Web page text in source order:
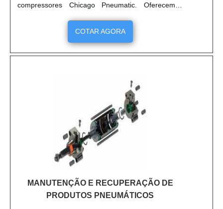
compressores Chicago Pneumatic. Oferecemos
serviços de manutenção preventiva e corretiva para
garantir que seu compressor Chicago Pneumatic
funcione de forma eficiente e segura. Nossos
serviços incluem verificação de pressão, limpeza,
Entre em contato conosco para obter mais
informações sobre nossos serviços de assistência
técnica para compressores Chicago Pneumatic.
COTAR AGORA
MANUTENÇÃO E RECUPERAÇÃO DE
PRODUTOS PNEUMÁTICOS